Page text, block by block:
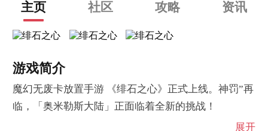
主页 社区 攻略 资讯
游戏简介
展开
魔幻无废卡放置手游 《绯石之心》正式上线。神罚”再
临，「奥米勒斯大陆」正面临着全新的挑战！